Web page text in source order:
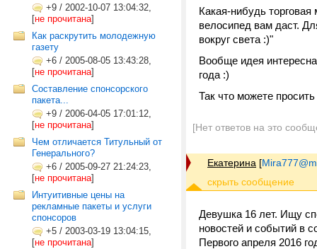
+9 / 2002-10-07 13:04:32,
[не прочитана]
Как раскрутить молодежную
газету
+6 / 2005-08-05 13:43:28,
[не прочитана]
Составление спонсорского
пакета...
+9 / 2006-04-05 17:01:12,
[не прочитана]
Чем отличается Титульный от
Генерального?
+6 / 2005-09-27 21:24:23,
[не прочитана]
Интуитивные цены на
рекламные пакеты и услуги
спонсоров
+5 / 2003-03-19 13:04:15,
[не прочитана]
Какая-нибудь
велосипед вам даст.
вокруг света :)"
Вообще идея
года :)
Так что можете
[Нет ответов на это
Екатерина [
Девушка 16 лет. Ищу
новостей и событий в
Первого апреля 2016